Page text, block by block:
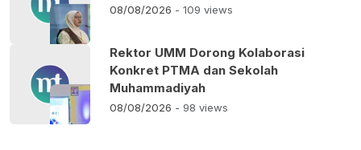
08/08/2026 - 109 views
Rektor UMM Dorong Kolaborasi
Konkret PTMA dan Sekolah
Muhammadiyah
08/08/2026 - 98 views